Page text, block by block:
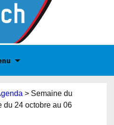
> Semaine du
du 24 octobre au 06